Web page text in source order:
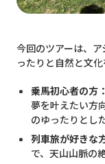
今回のツアーは、
ったりと自然と文
乗馬初心者の方：
夢を叶えたい方
のゆったりとし
列車旅が好きな
で、天山山脈の